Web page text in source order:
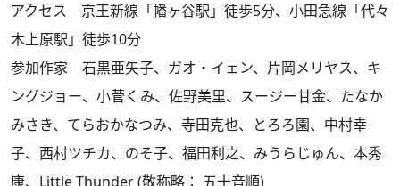
アクセス 京王新線「幡ヶ谷駅」徒歩5分、小田急線「代々
木上原駅」徒歩10分
参加作家 石黒亜矢子、ガオ・イェン、片岡メリヤス、キ
ングジョー、小菅くみ、佐野美里、スージー甘金、たなか
みさき、てらおかなつみ、寺田克也、とろろ園、中村幸
子、西村ツチカ、のそ子、福田利之、みうらじゅん、本秀
康、Little Thunder (敬称略： 五十音順)